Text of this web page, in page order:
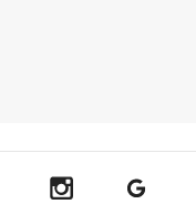
북
시아 엑스텐아시아 인스타그램
텐아시아